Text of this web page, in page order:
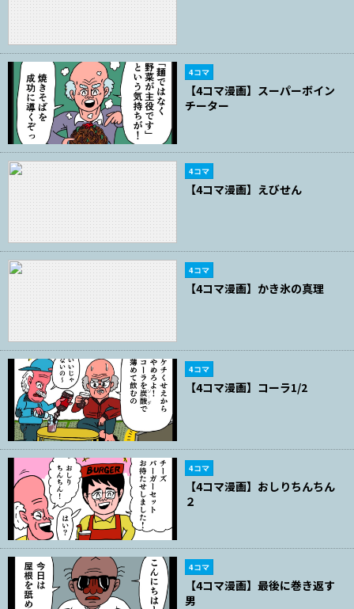
4コマ
【4コマ漫画】スーパーボイン
チーター
4コマ
【4コマ漫画】えびせん
4コマ
【4コマ漫画】かき氷の真理
4コマ
【4コマ漫画】コーラ1/2
4コマ
【4コマ漫画】おしりちんちん
２
4コマ
【4コマ漫画】最後に巻き返す
男